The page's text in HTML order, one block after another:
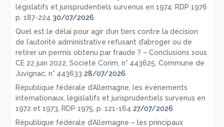
législatifs et jurisprudentiels survenus en 1974: RDP 1976
p. 187-224 30/07/2026
Quel est le délai pour agir d’un tiers contre la décision
de l’autorité administrative refusant d’abroger ou de
retirer un permis obtenu par fraude ? – Conclusions sous
CE 22 juin 2022, Société Corim, n° 443625, Commune de
Juvignac, n° 443633 28/07/2026
République fédérale d’Allemagne, les événements
internationaux, législatifs et jurisprudentiels survenus en
1972 et 1973, RDP 1975, p. 121-164 27/07/2026
République fédérale d’Allemagne – les principaux